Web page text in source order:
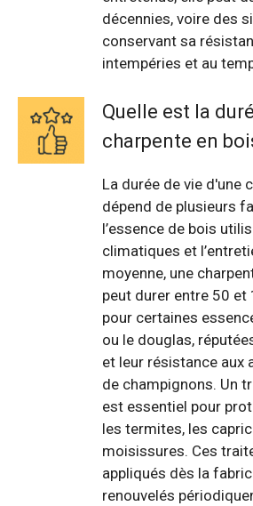
décennies, voire des
conservant sa
intempéries et au
Quelle est la
charpente en
La durée de vie d'une
dépend de plusieurs
l’essence de bois
climatiques et
moyenne, une
peut durer entre 50 et
pour certaines
ou le douglas,
et leur résistance aux
de champignons. Un
est essentiel pour
les termites, les
moisissures. Ces
appliqués dès la
renouvelés